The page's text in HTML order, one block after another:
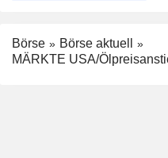
Börse
Börse aktuell
MÄRKTE USA/